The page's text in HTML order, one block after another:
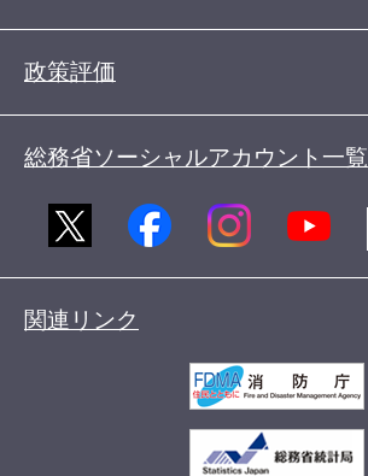
政策評価
総務省ソーシャルアカウント一覧
関連リンク